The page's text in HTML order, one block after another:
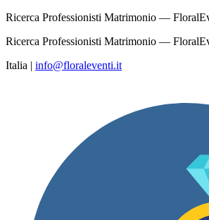
Ricerca Professionisti Matrimonio —
Ricerca Professionisti Matrimonio —
Italia | info@floraleventi.it